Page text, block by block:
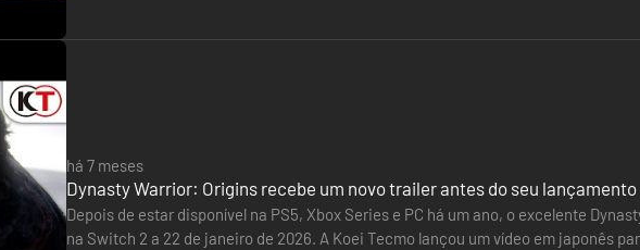
separados (PDF, MP3, etc.).
ser comprados ou ficar disponíveis gratuitamente mais tarde enquanto conteúdos
O produto final pode diferir das imagens apresentadas.
jogo está a ser executado, ficará disponível após regressares ao menu inicial.
há 7 meses
Dynasty Warrior: Origins recebe um novo trailer antes do seu
Depois de estar disponível na PS5, Xbox Series e PC há um ano, o excelente
na Switch 2 a 22 de janeiro de 2026. A Koei Tecmo lançou um vídeo em japonês